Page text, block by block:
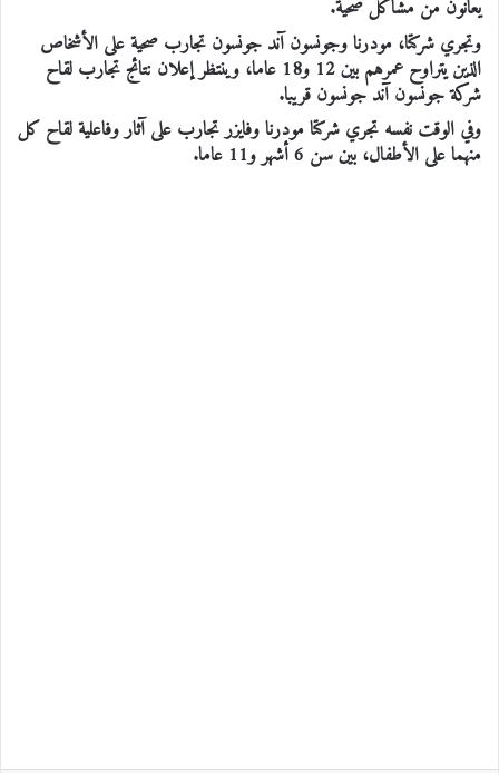
يعانون من مشاكل صحية.
وتجري شركتا، مودرنا وجونسون آند جونسون تجارب صحية على الأشخاص
الذين يتراوح عمرهم بين 12 و18 عاما، وينتظر إعلان نتائج تجارب لقاح
شركة جونسون آند جونسون قريبا.
وفي الوقت نفسه تجري شركتا مودرنا وفايزر تجارب على آثار وفاعلية لقاح كل
منهما على الأطفال، بين سن 6 أشهر و11 عاما.